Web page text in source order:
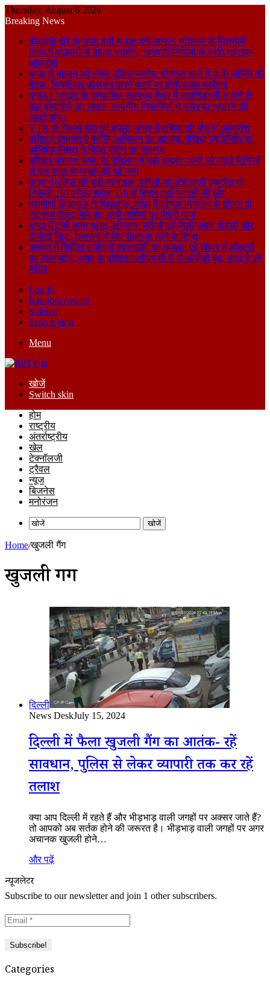
Thursday, August 6 2026
Breaking News
वीआईपी दौरे के समय बनी सड़क बनी आफत, पतिलार के मिश्रौली
टोला में बदहाली से बेहाल ग्रामीण, जनप्रतिनिधियों के प्रति गहराया
आक्रोश
बगहा में चहलूम को लेकर पुलिस मुस्तैद: चौतरवा थाने में शांति समिति की
बैठक, नियमों का उल्लंघन करने वालों पर होगी सख्त कार्रवाई
बगहा-1 प्रखंड के प्राथमिक स्वास्थ्य केंद्र में जलनिकासी न होने से
बढ़ा बीमारियों का खतरा, स्थानीय निवासियों ने व्यवस्था सुधारने की
उठाई मांग।
VTR से निकले बाघ का हमला, बगहा में महिला की मौत से आक्रोश
पतिलार पंचायत में फॉगिंग अभियान का आगाज, मुखिया प्रतिनिधि डॉ.
अभिषेक मिश्रा ने किया मशीन का शुभारंभ
पश्चिम चंपारण: बगहा के पतिलार में बड़ा हादसा, पानी भरे गड्ढे में गिरने
से एक साल के मासूम की गई जान
बगहा में पुलिस की बड़ी स्ट्राइक: मरीजों को ढोने वाली एम्बुलेंस से
निकली 157 लीटर शराब, UP से बिहार लाई जा रही थी खेप
ग्रामीणों के इलाज से खिलवाड़: बगहा में औचक निरीक्षण के दौरान दो
स्वास्थ्य केंद्र मिले बंद, दोषी कर्मियों पर गिरेगी गाज
बगहा में टीबी मुक्त भारत अभियान: मरीजों को मिली पोषण पोटली और
टीपीटी किट, अफसरों ने दिए सेहतमंद रहने के टिप्स
अरवल में सिविल सर्जन से बदसलूकी का मामला: पूरे बिहार में डॉक्टरों
का हल्लाबोल, बगहा के पतिलार एपीएचसी में भी ओपीडी बंद, भटकते रहे
मरीज
Log In
Random Article
Sidebar
Switch skin
Menu
खोजें
Switch skin
होम
राष्ट्रीय
अंतर्राष्ट्रीय
खेल
टेक्नॉलजी
ट्रैवल
न्यूज
बिजनेस
मनोरंजन
खोजें
Home/खुजली गैंग
खुजली गैंग
दिल्ली
News DeskJuly 15, 2024
दिल्ली में फैला खुजली गैंग का आतंक- रहें
सावधान, पुलिस से लेकर व्यापारी तक कर रहें
तलाश
क्या आप दिल्ली में रहते हैं और भीड़भाड़ वाली जगहों पर अक्सर जाते हैं?
तो आपको अब सर्तक होने की जरूरत है। भीड़भाड़ वाली जगहों पर अगर
अचानक खुजली होने…
और पढ़ें
न्यूजलेटर
Subscribe to our newsletter and join 1 other subscribers.
Categories